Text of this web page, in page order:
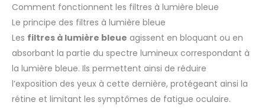
la monture garantit un confort supérieur même après 8
classiques VISION HAUTE DÉFINITION & DURABILITÉ:
Bénéficiez d'une clarté cristalline sans distorsion des
couleurs ni reflets gênants. Nos verres intègrent un
traitement multicouche anti-reflet et anti-rayures pour une
vision nette et une résistance accrue aux chocs du
quotidien STYLE INTEMPOREL UNISEXE: Soyez élégant en
leur design moderne et épuré, ces lunettes sans correction
s'adaptent parfaitement à toutes les formes de visage
(hommes, femmes, ados), alliant esthétique soignée et
Comment fonctionnent les filtres à lumière bleue
Le principe des filtres à lumière bleue
Les filtres à lumière bleue agissent en bloquant ou en
absorbant la partie du spectre lumineux correspondant à
la lumière bleue. Ils permettent ainsi de réduire
l’exposition des yeux à cette dernière, protégeant ainsi la
rétine et limitant les symptômes de fatigue oculaire.